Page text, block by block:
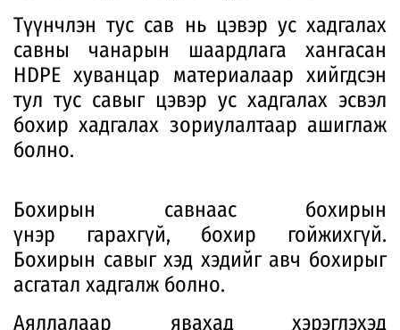
Түүнчлэн тус сав нь цэвэр ус хадгалах
савны чанарын шаардлага хангасан
HDPE хуванцар материалаар хийгдсэн
тул тус савыг цэвэр ус хадгалах эсвэл
бохир хадгалах зориулалтаар ашиглаж
болно.
Бохирын савнаас бохирын
үнэр гарахгүй, бохир гойжихгүй.
Бохирын савыг хэд хэдийг авч бохирыг
асгатал хадгалж болно.
Аяллалаар явахад хэрэглэхэд